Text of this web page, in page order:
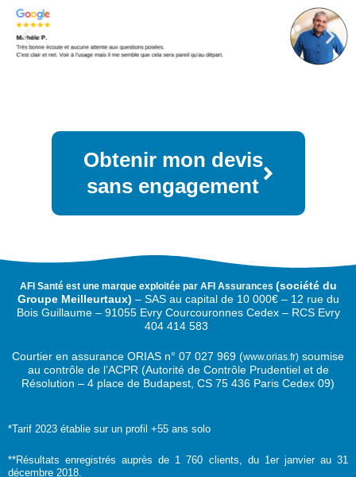
Obtenir mon devis
sans engagement
AFI Santé est une marque exploitée par AFI Assurances (société du
Groupe Meilleurtaux) – SAS au capital de 10 000€ – 12 rue du
Bois Guillaume – 91055 Evry Courcouronnes Cedex – RCS Evry
404 414 583
Courtier en assurance ORIAS n° 07 027 969 (www.orias.fr) soumise
au contrôle de l’ACPR (Autorité de Contrôle Prudentiel et de
Résolution – 4 place de Budapest, CS 75 436 Paris Cedex 09)
*Tarif 2023 établie sur un profil +55 ans solo
**Résultats enregistrés auprès de 1 760 clients, du 1er janvier au 31
décembre 2018.